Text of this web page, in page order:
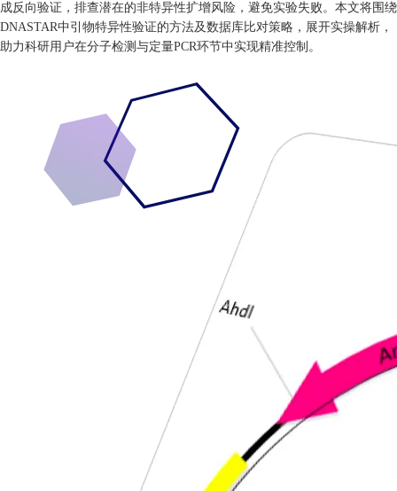
成反向验证，排查潜在的非特异性扩增风险，避免实验失败。本文将围绕
DNASTAR中引物特异性验证的方法及数据库比对策略，展开实操解析，
助力科研用户在分子检测与定量PCR环节中实现精准控制。